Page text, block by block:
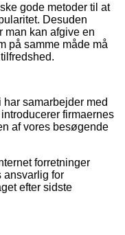
gode metoder til at
Desuden
man kan afgive en
på samme måde må
samarbejder med
firmaernes
af vores besøgende
forretninger
ansvarlig for
efter sidste